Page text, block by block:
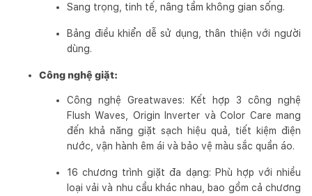
Sang trọng, tinh tế, nâng tầm không gian sống.
Bảng điều khiển dễ sử dụng, thân thiện với người
dùng.
Công nghệ giặt:
Công nghệ Greatwaves: Kết hợp 3 công nghệ
Flush Waves, Origin Inverter và Color Care mang
đến khả năng giặt sạch hiệu quả, tiết kiệm điện
nước, vận hành êm ái và bảo vệ màu sắc quần áo.
16 chương trình giặt đa dạng: Phù hợp với nhiều
loại vải và nhu cầu khác nhau, bao gồm cả chương